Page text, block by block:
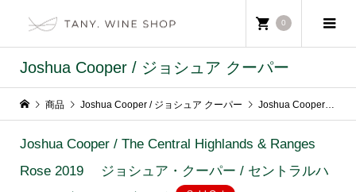
0
Joshua Cooper / ジョシュア クーパー
商品 Joshua Cooper / ジョシュア クーパー Joshua Cooper / The Central Highlands & Ranges Rose 2019 ジョシュア・クーパー / セントラルハイランズ&レンジズ ロゼ
Joshua Cooper / The Central Highlands & Ranges
Rose 2019 ジョシュア・クーパー / セントラルハ